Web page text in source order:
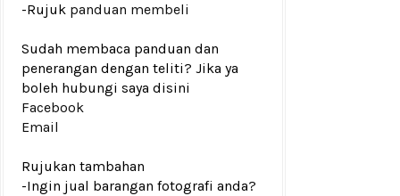
-Rujuk panduan membeli
Sudah membaca panduan dan
penerangan dengan teliti? Jika ya
boleh hubungi saya disini
Facebook
Email
Rujukan tambahan
-Ingin jual barangan fotografi anda?